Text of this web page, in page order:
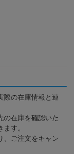
際の在庫情報と連
の在庫を確認いた
す。
、ご注文をキャン